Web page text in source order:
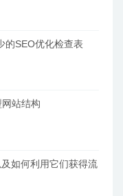
的SEO优化检查表
站结构
如何利用它们获得流